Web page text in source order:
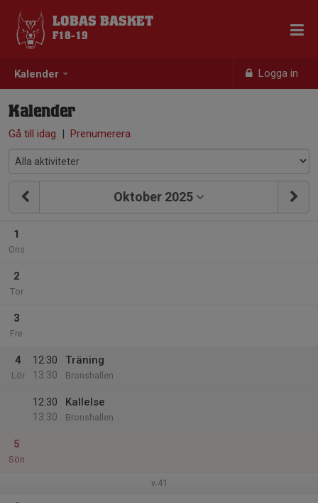
Kalender Logga in
LOBAS BASKET
F18-19
Kalender
Gå till idag | Prenumerera
Oktober 2025
1
Ons
2
Tor
3
Fre
4
Lör
12:30
13:30
Träning
Bronshallen
12:30
13:30
Kallelse
Bronshallen
5
Sön
v.41